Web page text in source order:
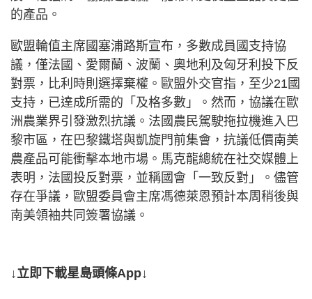
的產品。
歐盟輪值主席國塞浦路斯宣布，多數成員國支持協
議，僅法國、愛爾蘭、波蘭、奧地利及匈牙利投下反
對票，比利時則選擇棄權。歐盟外交官指，至少21國
支持，已達成所需的「及格多數」。然而，協議在歐
洲農業界引發激烈抗議。法國農民駕駛拖拉機進入巴
黎市區，在巴黎鐵塔與凱旋門前集會，抗議低價南美
農產品可能衝擊本地市場。馬克龍總統在社交媒體上
表明，法國投反對票，並稱國會「一致反對」。儘管
存在爭議，歐盟委員會主席馮德萊恩預計本周稍後與
南美領袖共同簽署協議。
↓立即下載星島頭條App↓